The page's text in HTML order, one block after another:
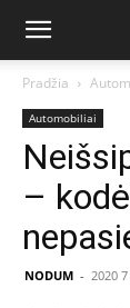
Pradžia
Automobiliai
–
NODUM - 2020